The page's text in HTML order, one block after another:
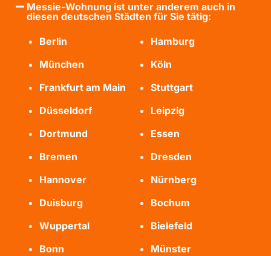
Messie-Wohnung ist unter anderem auch in
diesen deutschen Städten für Sie tätig:
Berlin
Hamburg
München
Köln
Frankfurt am Main
Stuttgart
Düsseldorf
Leipzig
Dortmund
Essen
Bremen
Dresden
Hannover
Nürnberg
Duisburg
Bochum
Wuppertal
Bielefeld
Bonn
Münster